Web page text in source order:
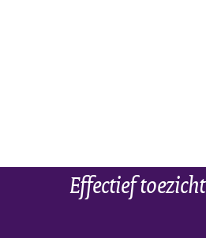
Effectief